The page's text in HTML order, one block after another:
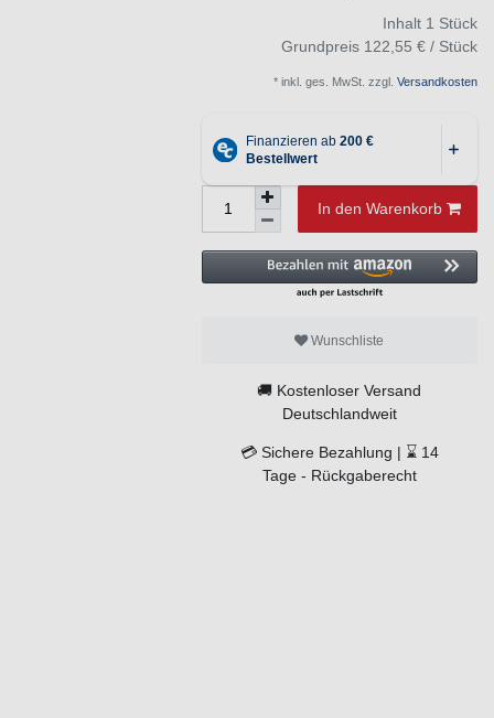
Inhalt 1 Stück
Grundpreis 122,55 € / Stück
* inkl. ges. MwSt. zzgl. Versandkosten
In den Warenkorb
Wunschliste
🚚 Kostenloser Versand
Deutschlandweit
💳 Sichere Bezahlung | ⌛ 14
Tage - Rückgaberecht